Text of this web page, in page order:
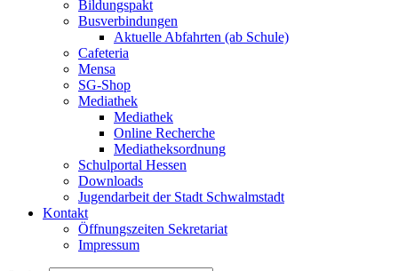
Bildungspakt
Busverbindungen
Aktuelle Abfahrten (ab Schule)
Cafeteria
Mensa
SG-Shop
Mediathek
Mediathek
Online Recherche
Mediatheksordnung
Schulportal Hessen
Downloads
Jugendarbeit der Stadt Schwalmstadt
Kontakt
Öffnungszeiten Sekretariat
Impressum